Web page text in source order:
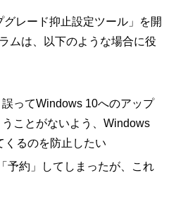
グレード抑止設定ツール」を開
ムは、以下のような場合に役
ってWindows 10へのアップ
ことがないよう、Windows
くるのを防止したい
予約」してしまったが、これ